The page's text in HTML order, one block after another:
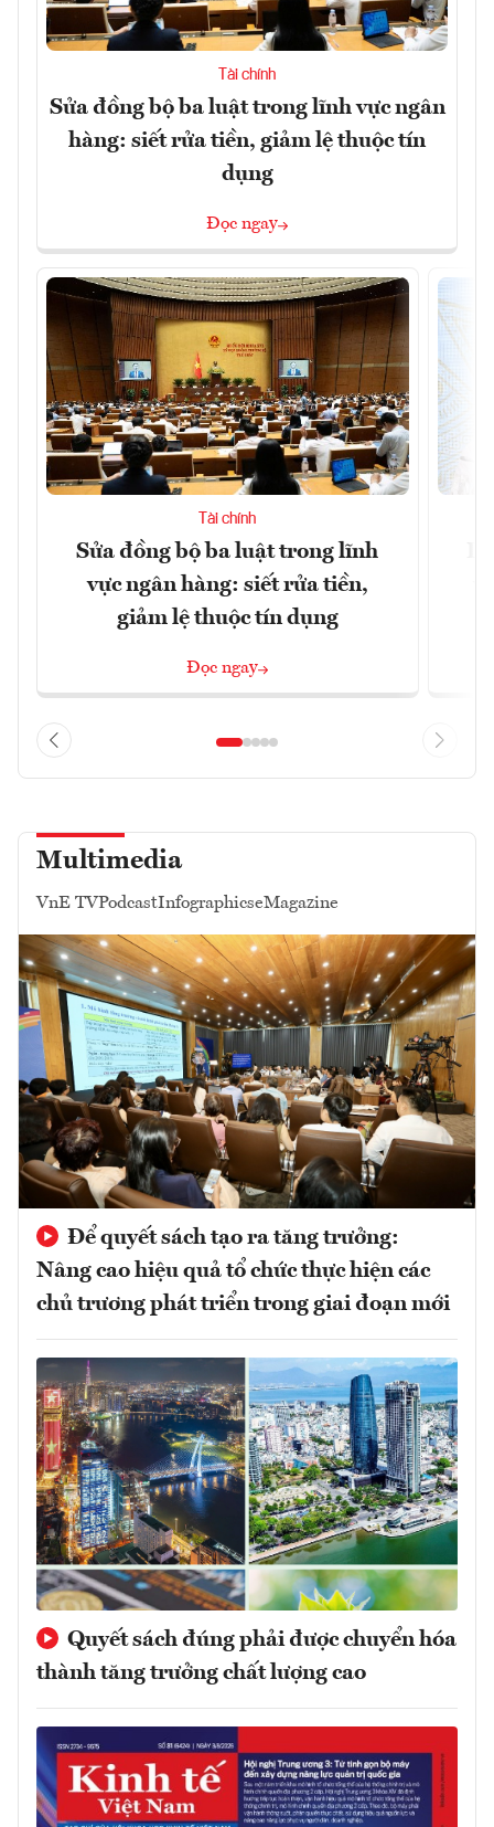
Tài chính
Sửa đồng bộ ba luật trong lĩnh vực ngân
hàng: siết rửa tiền, giảm lệ thuộc tín
dụng
Đọc ngay
Tài chính
Sửa đồng bộ ba luật trong lĩnh
vực ngân hàng: siết rửa tiền,
giảm lệ thuộc tín dụng
Đọc ngay
Multimedia
VnE TVPodcastInfographicseMagazine
Để quyết sách tạo ra tăng trưởng:
Nâng cao hiệu quả tổ chức thực hiện các
chủ trương phát triển trong giai đoạn mới
Quyết sách đúng phải được chuyển hóa
thành tăng trưởng chất lượng cao